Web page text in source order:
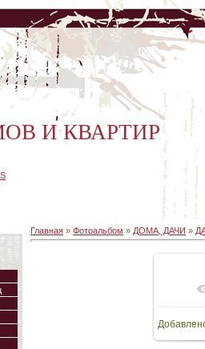
И КВАРТИР
Главная » Фотоальбом » ДОМА, ДАЧИ »